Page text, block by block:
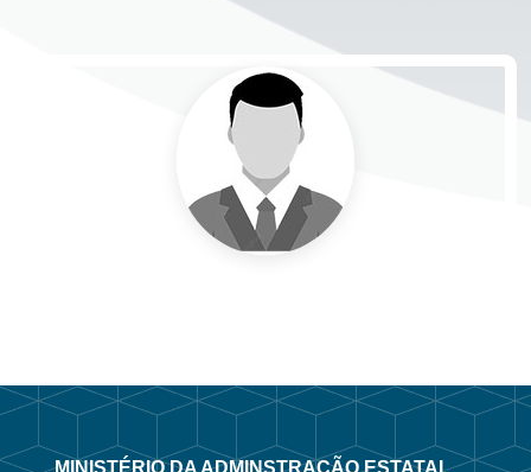
MINISTÉRIO DA ADMINSTRAÇÃO ESTATAL